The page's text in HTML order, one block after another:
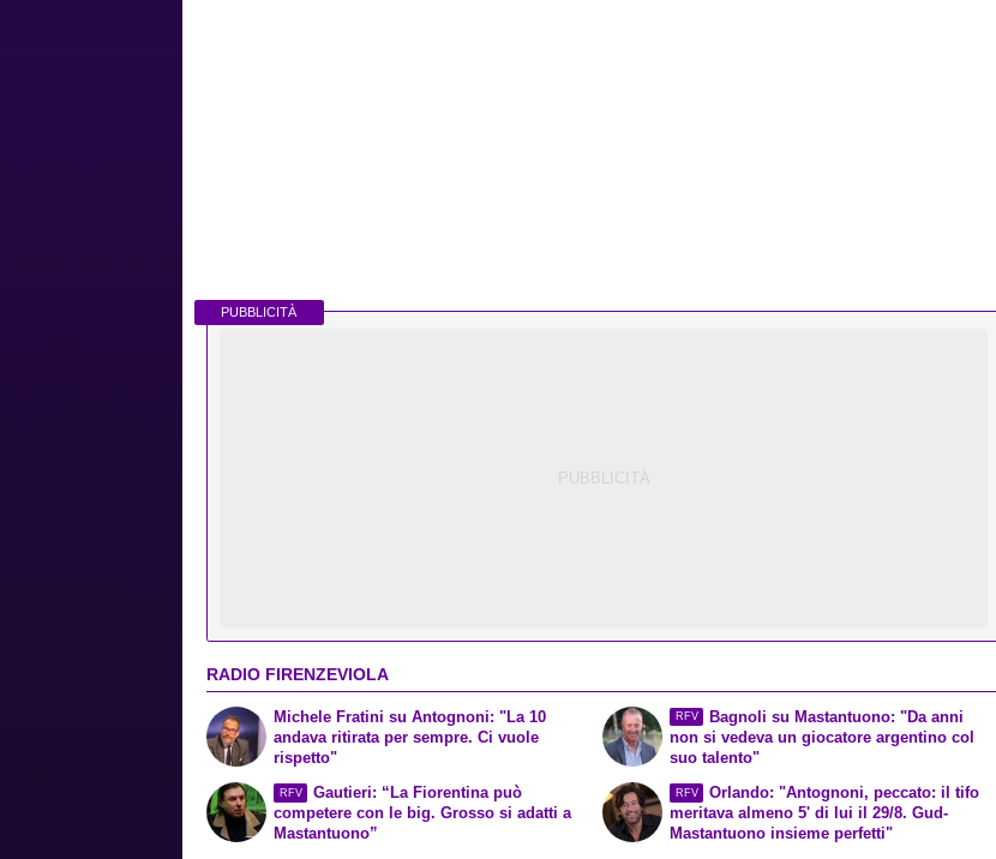
PUBBLICITÀ
RADIO FIRENZEVIOLA
Michele Fratini su Antognoni: "La 10
andava ritirata per sempre. Ci vuole
rispetto"
RFV
Gautieri: “La Fiorentina può
competere con le big. Grosso si adatti a
Mastantuono”
RFV
Bagnoli su Mastantuono: "Da anni
non si vedeva un giocatore argentino col
suo talento"
RFV
Orlando: "Antognoni, peccato: il tifo
meritava almeno 5' di lui il 29/8. Gud-
Mastantuono insieme perfetti"